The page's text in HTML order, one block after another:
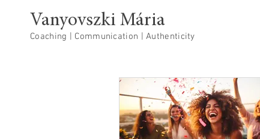
Vanyovszki Mária
Coaching | Communication | Authenticity